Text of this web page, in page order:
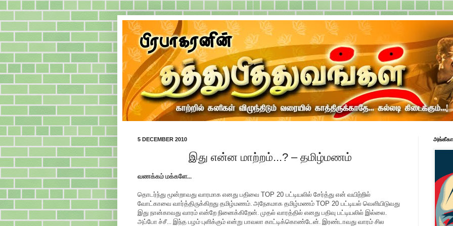
5 DECEMBER 2010
இது என்ன மாற்றம்...? – தமிழ்மணம்
வணக்கம் மக்களே...
தொடர்ந்து மூன்றாவது வாரமாக எனது பதிவை TOP 20 பட்டியலில் சேர்த்து என் வயிற்றில்
வோட்காவை வார்த்திருக்கிறது தமிழ்மணம். அநேகமாக தமிழ்மணம் TOP 20 பட்டியல் வெளியிடுவது
இது நான்காவது வாரம் என்றே நினைக்கிறேன். முதல் வாரத்தில் எனது பதிவு பட்டியலில் இல்லை.
அப்போ ச்சீ... இந்த பழம் புளிக்கும் என்று பாவலா காட்டிக்கொண்டேன். இரண்டாவது வாரம் சில